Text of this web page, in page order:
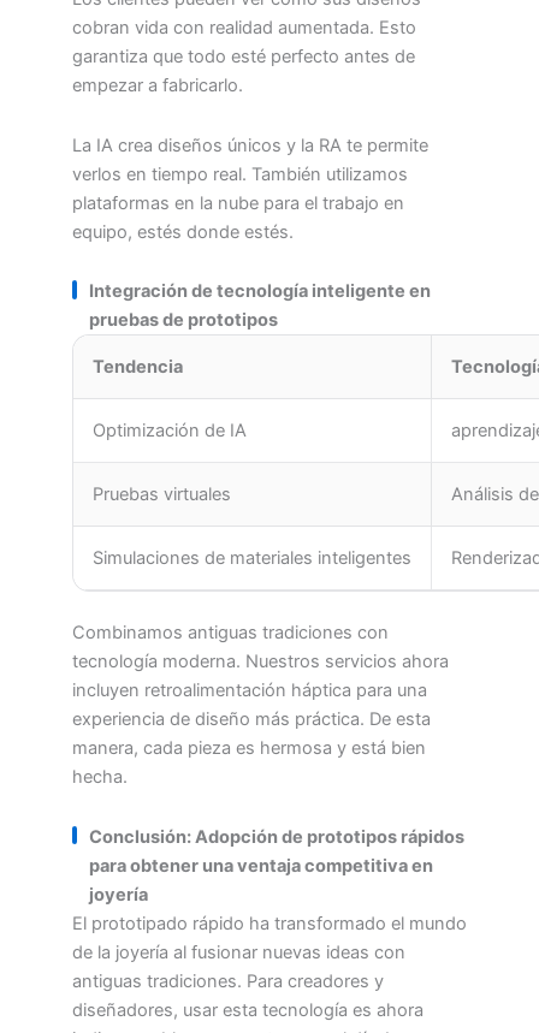
cobran vida con realidad aumentada. Esto
garantiza que todo esté perfecto antes de
empezar a fabricarlo.
La IA crea diseños únicos y la RA te permite
verlos en tiempo real. También utilizamos
plataformas en la nube para el trabajo en
equipo, estés donde estés.
Integración de tecnología inteligente en
pruebas de prototipos
Tendencia
Optimización de IA
Pruebas virtuales Análisis
Simulaciones de materiales inteligentes
Combinamos antiguas tradiciones con
tecnología moderna. Nuestros servicios ahora
incluyen retroalimentación háptica para una
experiencia de diseño más práctica. De esta
manera, cada pieza es hermosa y está bien
hecha.
Conclusión: Adopción de prototipos rápidos
para obtener una ventaja competitiva en
joyería
El prototipado rápido ha transformado el mundo
de la joyería al fusionar nuevas ideas con
antiguas tradiciones. Para creadores y
diseñadores, usar esta tecnología es ahora